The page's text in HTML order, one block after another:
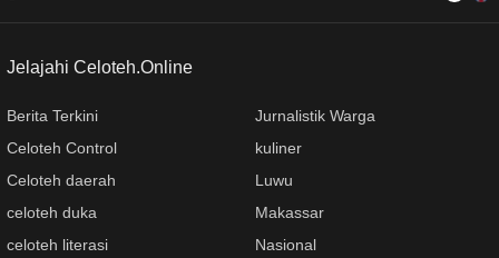
Jelajahi Celoteh.Online
Berita Terkini
Celoteh Control
Celoteh daerah
celoteh duka
celoteh literasi
Jurnalistik Warga
kuliner
Luwu
Makassar
Nasional